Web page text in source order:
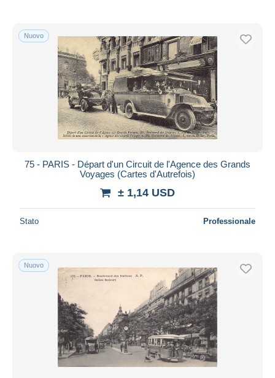
Nuovo
75 - PARIS - Départ d'un Circuit de l'Agence des Grands
Voyages (Cartes d'Autrefois)
± 1,14 USD
Stato Professionale
Nuovo